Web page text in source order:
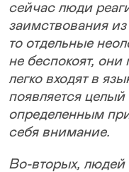
сейчас люди
заимствования
то отдельные
не беспокоят,
легко входят в
появляется
определенным
себя внимание.
Во-вторых, людей